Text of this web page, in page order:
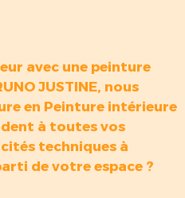
avec une peinture
JUSTINE, nous
en Peinture intérieure
à toutes vos
techniques à
de votre espace ?